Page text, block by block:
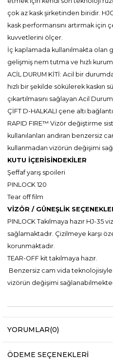
çok az kask şirketinden biridir.
kask performansını artırmak için
kuvvetlerini ölçer.
İç kaplamada kullanılmakta olan
gelişmiş nem tutma ve hızlı
ACİL DURUM KİTİ: Acil bir
hızlı bir şekilde sökülerek kaskın
çıkartılmasını sağlayan Acil
ÇİFT D-HALKALI çene altı
RAPID FIRE™ Vizör değiştirme
kullanılanları andıran benzersiz
kullanmadan vizörün değişimi
KUTU İÇERİSİNDEKİLER
Şeffaf yarış spoileri
PINLOCK 120
Tear off film
VİZÖR / GÜNEŞLİK
PINLOCK Takılmaya hazır HJ-35
sağlamaktadır. Çizilmeye karşı
korunmaktadır.
TEAR-OFF kit takılmaya hazır.
Benzersiz cam vida
vizörün değişimi
YORUMLAR(0)
ÖDEME SEÇENEKLERI